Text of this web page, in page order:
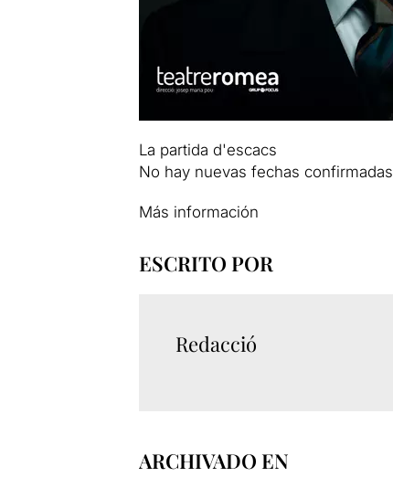
La partida d'escacs
No hay nuevas fechas confirmadas
Más información
ESCRITO POR
Redacció
ARCHIVADO EN